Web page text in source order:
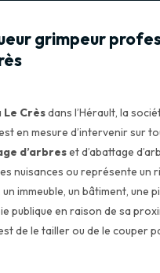
grimpeur
Le Crèsdans l’Hérault, la
en mesure d’intervenir sur
d’arbreset d’abattage
nuisances ou représente un
immeuble, un bâtiment, une
publique en raison de sa
de le tailler ou de le couper